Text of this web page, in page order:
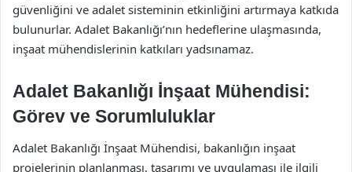
güvenliğini ve adalet sisteminin etkinliğini artırmaya katkıda
bulunurlar. Adalet Bakanlığı’nın hedeflerine ulaşmasında,
inşaat mühendislerinin katkıları yadsınamaz.
Adalet Bakanlığı İnşaat Mühendisi:
Görev ve Sorumluluklar
Adalet Bakanlığı İnşaat Mühendisi, bakanlığın inşaat
projelerinin planlanması, tasarımı ve uygulaması ile ilgili